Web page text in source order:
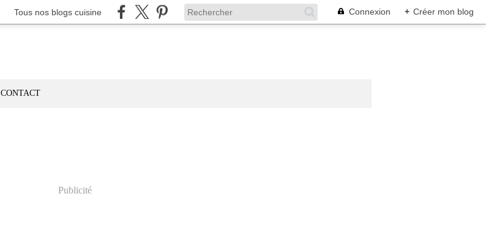
Tous nos blogs cuisine Connexion + Créer mon blog
CONTACT
Publicité